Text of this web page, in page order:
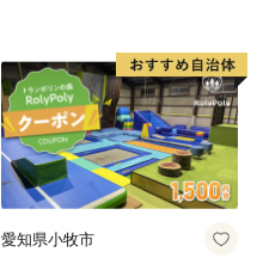
ティー チケット 券 2名様分
お祝 誕生日 記念日 名鉄小牧
ホテル 愛知県 小牧市 送料無
料
愛知県小牧市